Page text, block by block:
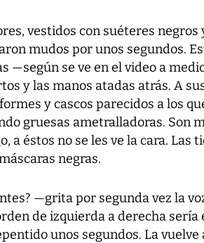
vestidos con suéteres negros
mudos por unos segundos.
—según se ve en el video a
y las manos atadas atrás. A
y cascos parecidos a los
gruesas ametralladoras. Son
a éstos no se les ve la cara. Las
negras.
—grita por segunda vez la
de izquierda a derecha
unos segundos. La